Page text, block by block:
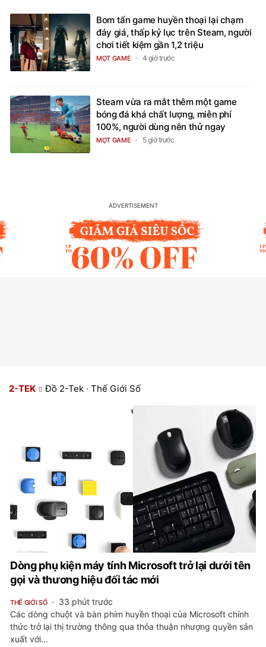
Bom tấn game huyền thoại lại chạm
đáy giá, thấp kỷ lục trên Steam, người
chơi tiết kiệm gần 1,2 triệu
MỌT GAME 4 giờ trước
Steam vừa ra mắt thêm một game
bóng đá khá chất lượng, miễn phí
100%, người dùng nên thử ngay
MỌT GAME 5 giờ trước
2-TEK Đồ 2-Tek · Thế Giới Số
Dòng phụ kiện máy tính Microsoft trở lại dưới tên
gọi và thương hiệu đối tác mới
THẾ GIỚI SỐ
33 phút trước
Các dòng chuột và bàn phím huyền thoại của Microsoft chính
thức trở lại thị trường thông qua thỏa thuận nhượng quyền sản
xuất với...